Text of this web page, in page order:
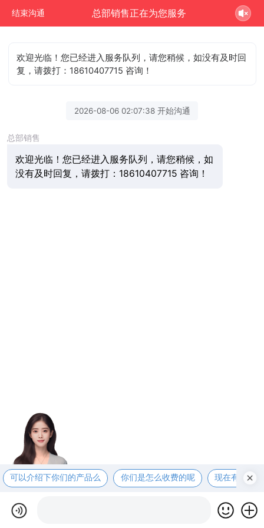
结束沟通 总部销售正在为您服务
欢迎光临！您已经进入服务队列，请您稍候，如没有及时回
复，请拨打：18610407715 咨询！
2026-08-06 02:07:38 开始沟通
总部销售
欢迎光临！您已经进入服务队列，请您稍候，如
没有及时回复，请拨打：18610407715 咨询！
可以介绍下你们的产品么 你们是怎么收费的呢 现在有优惠